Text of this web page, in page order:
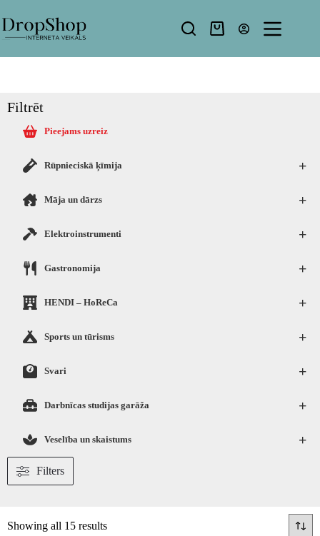
Filtrēt
Pieejams uzreiz
+
Rūpnieciskā ķīmija
+
Māja un dārzs
+
Elektroinstrumenti
+
Gastronomija
+
HENDI – HoReCa
+
Sports un tūrisms
+
Svari
+
Darbnīcas studijas garāža
+
Veselība un skaistums
Filters
Showing all 15 results